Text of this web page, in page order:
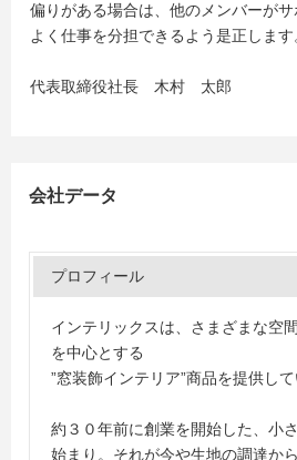
偏りがある場合は、他のメンバーが
よく仕事を分担できるよう是正します
代表取締役社長 木村 太郎
会社データ
プロフィール
インテリックスは、さまざまな空
を中心とする
”窓装飾インテリア”商品を提供し
約３０年前に創業を開始した、小
始まり。それが今や生地の調達か